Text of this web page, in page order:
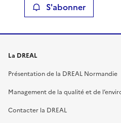
S'abonner
La DREAL
Présentation de la DREAL Normandie
Management de la qualité et de
Contacter la DREAL